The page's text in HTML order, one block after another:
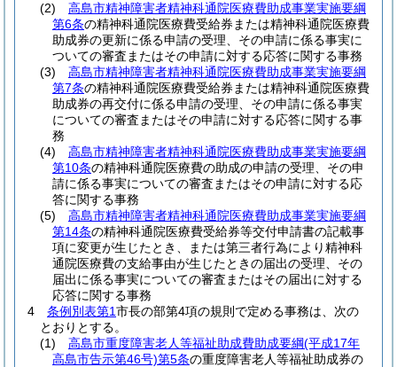
(2)
高島市精神障害者精神科通院医療費助成事業実施要綱
第6条の精神科通院医療費受給券または精神科通院医療費
助成券の更新に係る申請の受理、その申請に係る事実に
ついての審査またはその申請に対する応答に関する事務
(3)
高島市精神障害者精神科通院医療費助成事業実施要綱
第7条の精神科通院医療費受給券または精神科通院医療費
助成券の再交付に係る申請の受理、その申請に係る事実
についての審査またはその申請に対する応答に関する事
務
(4)
高島市精神障害者精神科通院医療費助成事業実施要綱
第10条の精神科通院医療費の助成の申請の受理、その申
請に係る事実についての審査またはその申請に対する応
答に関する事務
(5)
高島市精神障害者精神科通院医療費助成事業実施要綱
第14条の精神科通院医療費受給券等交付申請書の記載事
項に変更が生じたとき、または第三者行為により精神科
通院医療費の支給事由が生じたときの届出の受理、その
届出に係る事実についての審査またはその届出に対する
応答に関する事務
4
条例別表第1市長の部第4項の規則で定める事務は、次の
とおりとする。
(1)
高島市重度障害老人等福祉助成費助成要綱(平成17年
高島市告示第46号)第5条の重度障害老人等福祉助成券の